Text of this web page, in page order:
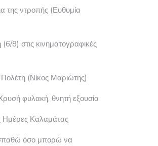
της ντροπής (Ευθυμία
8) στις κινηματογραφικές
Πολέτη (Νίκος Μαριώτης)
φυλακή, θνητή εξουσία
Ημέρες Καλαμάτας
όσο μπορώ να